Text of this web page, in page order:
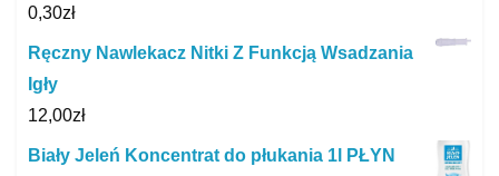
0,30zł
Ręczny Nawlekacz Nitki Z Funkcją Wsadzania
Igły
12,00zł
Biały Jeleń Koncentrat do płukania 1l PŁYN